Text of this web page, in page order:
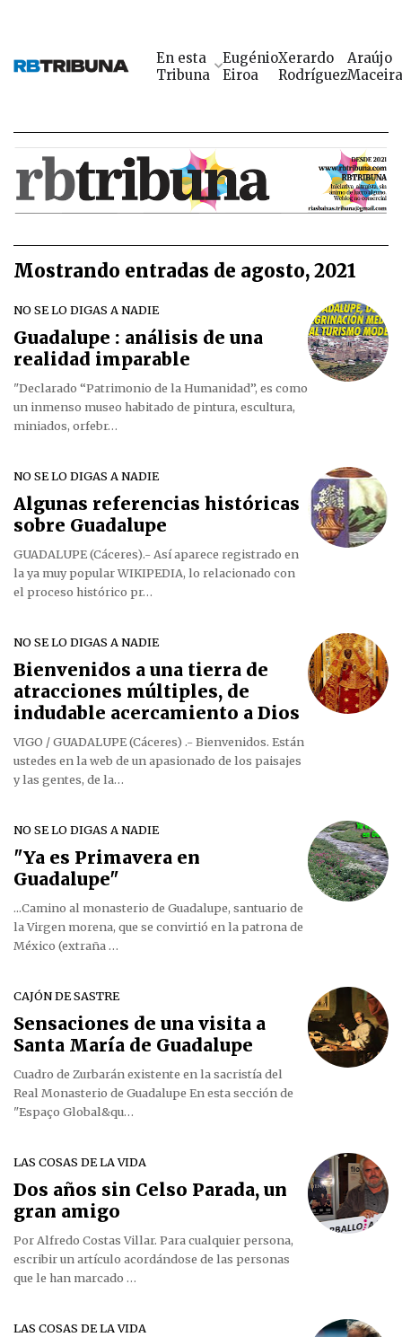
En esta
Tribuna
Eugénio
Eiroa
Xerardo
Rodríguez
Araújo
Maceira
Mostrando entradas de agosto, 2021
NO SE LO DIGAS A NADIE
Guadalupe : análisis de una
realidad imparable
"Declarado “Patrimonio de la Humanidad”, es como
un inmenso museo habitado de pintura, escultura,
miniados, orfebr…
NO SE LO DIGAS A NADIE
Algunas referencias históricas
sobre Guadalupe
GUADALUPE (Cáceres).- Así aparece registrado en
la ya muy popular WIKIPEDIA, lo relacionado con
el proceso histórico pr…
NO SE LO DIGAS A NADIE
Bienvenidos a una tierra de
atracciones múltiples, de
indudable acercamiento a Dios
VIGO / GUADALUPE (Cáceres) .- Bienvenidos. Están
ustedes en la web de un apasionado de los paisajes
y las gentes, de la…
NO SE LO DIGAS A NADIE
"Ya es Primavera en
Guadalupe"
...Camino al monasterio de Guadalupe, santuario de
la Virgen morena, que se convirtió en la patrona de
México (extraña …
CAJÓN DE SASTRE
Sensaciones de una visita a
Santa María de Guadalupe
Cuadro de Zurbarán existente en la sacristía del
Real Monasterio de Guadalupe En esta sección de
"Espaço Global&qu…
LAS COSAS DE LA VIDA
Dos años sin Celso Parada, un
gran amigo
Por Alfredo Costas Villar. Para cualquier persona,
escribir un artículo acordándose de las personas
que le han marcado …
LAS COSAS DE LA VIDA